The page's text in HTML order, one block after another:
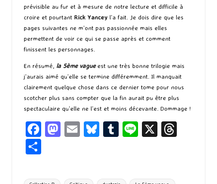
prévisible au fur et à mesure de notre lecture et difficile à
croire et pourtant Rick Yancey l’a fait. Je dois dire que les
pages suivantes ne m’ont pas passionnée mais elles
permettent de voir ce qui se passe après et comment
finissent les personnages.
En résumé, la 5ème vagueest une très bonne trilogie mais
j’aurais aimé qu’elle se termine différemment. Il manquait
clairement quelque chose dans ce dernier tome pour nous
scotcher plus sans compter que la fin aurait pu être plus
spectaculaire qu’elle ne l’est et moins décevante. Dommage !
Fa
o
M
d
E
l
Bl
ky
T
bl
Li X
ta
Tags: